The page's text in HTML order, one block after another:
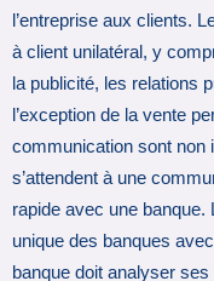
l’entreprise aux clients.
à client unilatéral, y
la publicité, les relations
l’exception de la vente
communication sont non
s’attendent à une
rapide avec une
unique des banques
banque doit analyser